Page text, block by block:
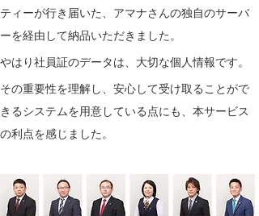
ティーが行き届いた、アマナさんの独自のサーバ
ーを経由して納品いただきました。
やはり社員証のデータは、大切な個人情報です。
その重要性を理解し、安心して受け取ることがで
きるシステムを用意している点にも、本サービス
の利点を感じました。